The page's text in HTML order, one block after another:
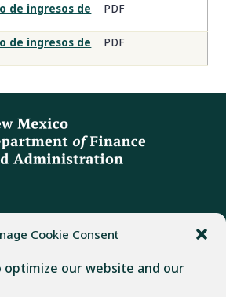
Cookie Consent
optimize our website and our
de ingresos de
PDF
de ingresos de
PDF
TELÉFONO